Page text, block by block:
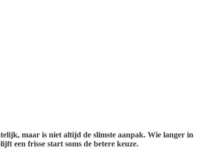
maar is niet altijd de slimste aanpak. Wie langer in
een frisse start soms de betere keuze.